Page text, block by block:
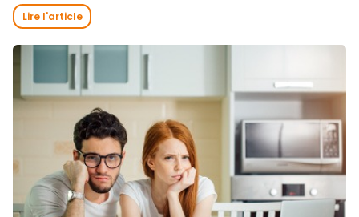
Lire l'article